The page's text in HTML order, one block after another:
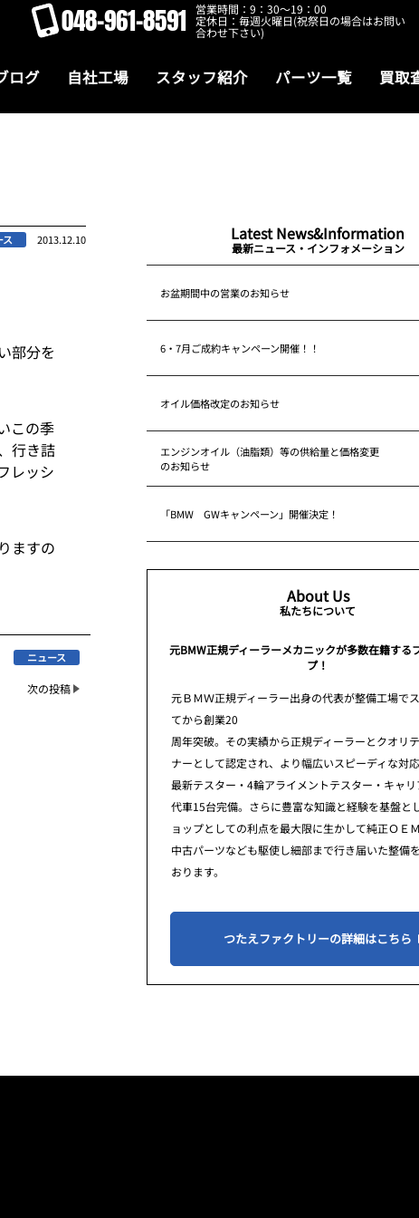
048-961-8591 営業時間：9：30～19：00
定休日：毎週火曜日(祝祭日の場合はお問い
合わせ下さい)
ログ 自社工場 スタッフ紹介 パーツ一覧 買取
ス 2013.12.10
部分を
この季
行き詰
レッシ
ますの
ニュース
次の投稿
Latest News&Information
最新ニュース・インフォメーション
お盆期間中の営業のお知らせ
6・7月ご成約キャンペーン開催！！
オイル価格改定のお知らせ
エンジンオイル（油脂類）等の供給量と価格変更
のお知らせ
「BMW GWキャンペーン」開催決定！
About Us
私たちについて
元BMW正規ディーラーメカニックが多数在籍する
プ！
元ＢＭＷ正規ディーラー出身の代表が整備工場で
てから創業20
周年突破。その実績から正規ディーラーとクオリ
ナーとして認定され、より幅広いスピーディな対応
最新テスター・4輪アライメントテスター・キャリ
代車15台完備。さらに豊富な知識と経験を基盤と
ョップとしての利点を最大限に生かして純正ＯＥ
中古パーツなども駆使し細部まで行き届いた整備
おります。
つたえファクトリーの詳細はこちら